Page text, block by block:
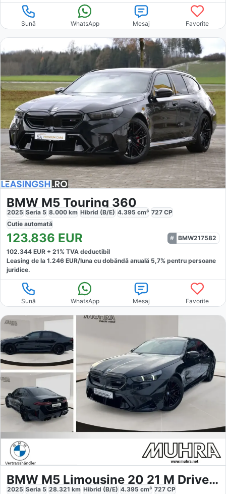
Sună WhatsApp Mesaj Favorite
BMW M5 Touring 360
2025 Seria 5 8.000 km Hibrid (B/E) 4.395 cm³ 727 CP
Cutie automată
123.836 EUR
BMW217582
102.344 EUR + 21% TVA deductibil
Leasing de la 1.246 EUR/luna cu dobăndă anuală 5,7% pentru persoane
juridice.
Sună WhatsApp Mesaj Favorite
BMW M5 Limousine 20 21 M Driver´s Pack Carbon Exte
2025 Seria 5 28.321 km Hibrid (B/E) 4.395 cm³ 727 CP